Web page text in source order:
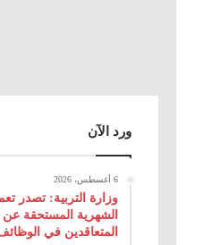
ورد الآن
6 أغسطس، 2026
وزارة التربية: تصدر
الشهرية المستحقة
المتعاقدين في